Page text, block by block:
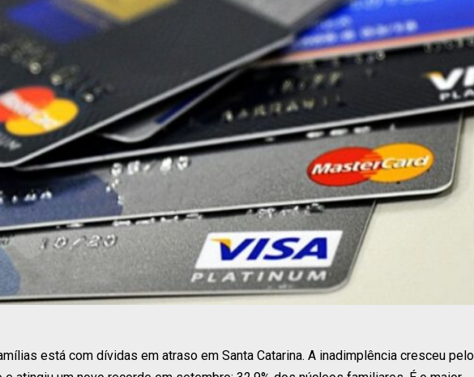
está com dívidas em atraso em Santa Catarina. A inadimplência cresceu pelo